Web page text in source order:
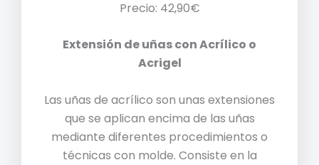
Precio: 42,90€
Extensión de uñas con Acrílico o
Acrigel
Las uñas de acrílico son unas extensiones
que se aplican encima de las uñas
mediante diferentes procedimientos o
técnicas con molde. Consiste en la